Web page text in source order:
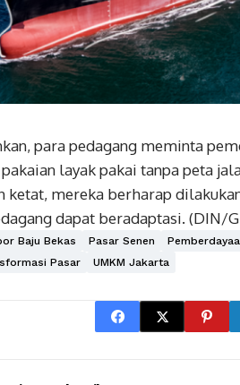
para pedagang meminta
layak pakai tanpa peta
ketat, mereka berharap
dapat beradaptasi. (DIN/
Baju Bekas Pasar Senen
Pasar UMKM Jakarta